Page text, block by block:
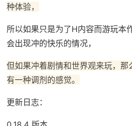
种体验，
所以如果只是为了H内容而游玩本
会出现冲的快乐的情况，
但如果冲着剧情和世界观来玩，
有一种调剂的感觉。
更新日志：